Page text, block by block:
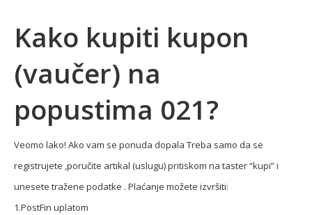
Kako kupiti kupon
(vaučer) na
popustima 021?
Veomo lako! Ako vam se ponuda dopala Treba samo da se
registrujete ,poručite artikal (uslugu) pritiskom na taster “kupi” i
unesete tražene podatke . Plaćanje možete izvršiti:
1.PostFin uplatom